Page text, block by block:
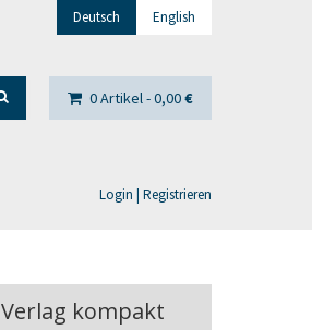
Deutsch English
0 Artikel -0,00€
Login | Registrieren
Verlag kompakt